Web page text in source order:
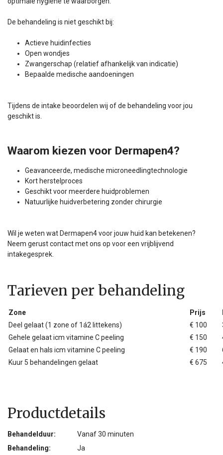
De behandeling is niet geschikt bij:
Actieve huidinfecties
Open wondjes
Zwangerschap (relatief afhankelijk van indicatie)
Bepaalde medische aandoeningen
Tijdens de intake beoordelen wij of de behandeling voor jou
geschikt is.
Waarom kiezen voor Dermapen4?
Geavanceerde, medische microneedlingtechnologie
Kort herstelproces
Geschikt voor meerdere huidproblemen
Natuurlijke huidverbetering zonder chirurgie
Wil je weten wat Dermapen4 voor jouw huid kan betekenen?
Neem gerust contact met ons op voor een vrijblijvend
intakegesprek.
Tarieven per behandeling
Zone Prijs
Deel gelaat (1 zone of 1á2 littekens)
€ 100
Gehele gelaat icm vitamine C peeling
€ 150
Gelaat en hals icm vitamine C peeling
€ 190
Kuur 5 behandelingen gelaat
€ 675
Productdetails
Behandelduur:
Vanaf 30 minuten
Behandeling:
Ja